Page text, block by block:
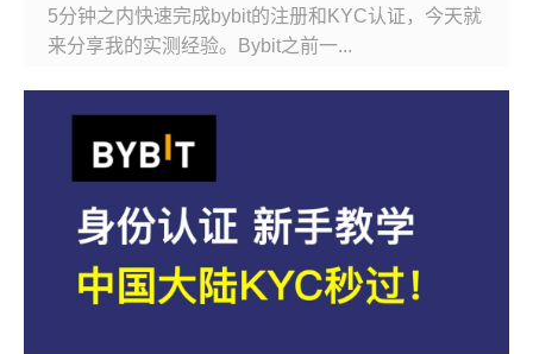
5分钟之内快速完成bybit的注册和KYC认证，今天就
来分享我的实测经验。Bybit之前一...